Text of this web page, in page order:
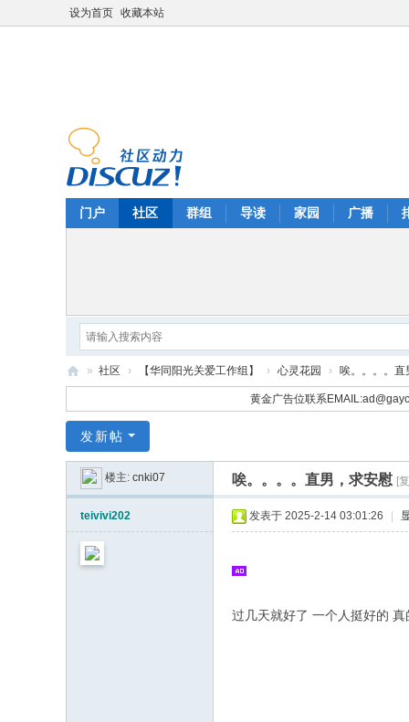
设为首页 收藏本站
门户 社区 群组 导读 家园 广播
同
|
同
社
» 社区 › 【华同阳光关爱工作组】 › 心灵花园 › 唉。。。。直
黄金广告位联系EMAIL:
发新帖
楼主: cnki07 唉。。。。直男，求安慰 [
teivivi202 发表于 2025-2-14 03:01:26
过几天就好了 一个人挺好的 真